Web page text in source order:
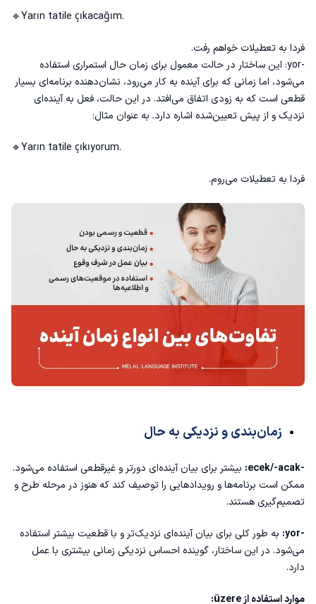
🔹Yarın tatile çıkacağım.
فردا به تعطیلات خواهم رفت.
-yor: این ساختار در حالت معمول برای زمان حال استمراری استفاده
می‌شود، اما زمانی که برای آینده به کار می‌رود، نشان‌دهنده برنامه‌ای بسیار
قطعی است که به زودی اتفاق می‌افتد. در این حالت، فعل به آینده‌ای
نزدیک و از پیش تعیین‌شده اشاره دارد. به عنوان مثال:
🔹Yarın tatile çıkıyorum.
فردا به تعطیلات می‌روم.
زمان‌بندی و نزدیکی به حال
-ecek/-acak:
بیشتر برای بیان آینده‌ای دورتر و غیرقطعی استفاده می‌شود.
ممکن است برنامه‌ها و رویدادهایی را توصیف کند که هنوز در مرحله طرح و
تصمیم‌گیری هستند.
-yor:
به طور کلی برای بیان آینده‌ای نزدیک‌تر و با قطعیت بیشتر استفاده
می‌شود. در این ساختار، گوینده احساس نزدیکی زمانی بیشتری با عمل
دارد.
موارد استفاده از üzere: